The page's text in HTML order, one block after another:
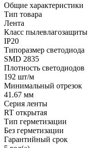
Общие характеристики
Тип товара
Лента
Класс пылевлагозащиты
IP20
Типоразмер светодиода
SMD 2835
Плотность светодиодов
192 шт/м
Минимальный отрезок
41.67 мм
Серия ленты
RT открытая
Тип герметизации
Без герметизации
Гарантийный срок